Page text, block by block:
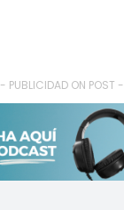
- PUBLICIDAD ON POST -